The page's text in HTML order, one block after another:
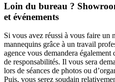
Loin du bureau ?
et événements
Si vous avez réussi à vous faire un
mannequins grâce à un travail
agence vous demandera également
de responsabilités. Il vous sera
lors de séances de photos ou
Puis, vous serez soudain